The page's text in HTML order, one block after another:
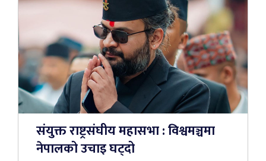
संयुक्त राष्ट्रसंघीय महासभा : विश्वमञ्चमा
नेपालको उचाइ घट्दो